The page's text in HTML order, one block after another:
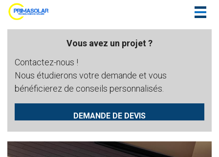
Vous avez un projet ?
Contactez-nous !
Nous étudierons votre demande et vous
bénéficierez de conseils personnalisés.
DEMANDE DE DEVIS